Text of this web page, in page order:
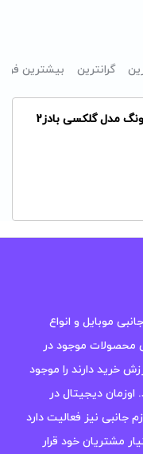
گرانترین بیشترین
مدل گلکسی بادز2
موبایل و انواع
موجود در
خرید دارند را موجود
دیجیتال در
جانبی نیز فعالیت دارد
مشتریان خود قرار